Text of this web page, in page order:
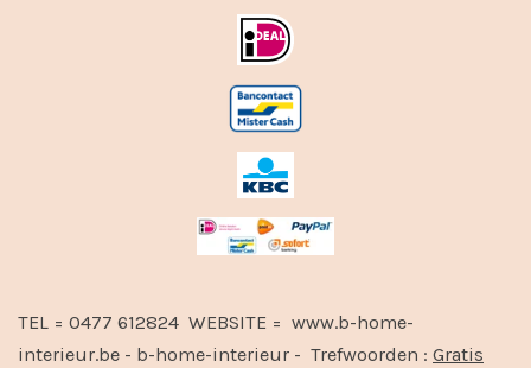
TEL = 0477 612824 WEBSITE = www.b-home-
interieur.be - b-home-interieur - Trefwoorden : Gratis